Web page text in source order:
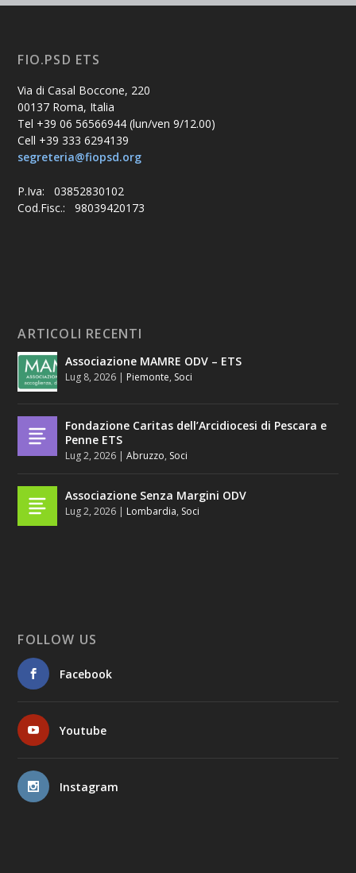
FIO.PSD ETS
Via di Casal Boccone, 220
00137 Roma, Italia
Tel +39 06 56566944 (lun/ven 9/12.00)
Cell +39 333 6294139
segreteria@fiopsd.org
P.Iva: 03852830102
Cod.Fisc.: 98039420173
ARTICOLI RECENTI
Associazione MAMRE ODV – ETS
Lug 8, 2026 | Piemonte, Soci
Fondazione Caritas dell’Arcidiocesi di Pescara e
Penne ETS
Lug 2, 2026 |Abruzzo, Soci
Associazione Senza Margini ODV
Lug 2, 2026 | Lombardia, Soci
FOLLOW US
Facebook
Youtube
Instagram